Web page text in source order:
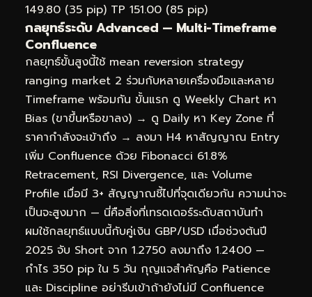
149.80 (35 pip) TP 151.00 (85 pip)
กลยุทธ์ระดับ Advanced — Multi-Timeframe
Confluence
กลยุทธ์ขั้นสูงนี้ใช้ mean reversion strategy
ranging market 2 ร่วมกับหลายเครื่องมือและหลาย
Timeframe พร้อมกัน ขั้นแรก ดู Weekly Chart หา
Bias (ขาขึ้นหรือขาลง) → ดู Daily หา Key Zone ที่
ราคากำลังจะเข้าถึง → ลงมา H4 หาสัญญาณ Entry
เพิ่ม Confluence ด้วย Fibonacci 61.8%
Retracement, RSI Divergence, และ Volume
Profile เมื่อมี 3+ สัญญาณชี้ไปที่จุดเดียวกัน ความน่าจะ
เป็นจะสูงมาก — นี่คือสิ่งที่เทรดเดอร์ระดับสถาบันทำ
ผมใช้กลยุทธ์แบบนี้กับคู่เงิน GBP/USD เมื่อช่วงต้นปี
2025 จับ Short จาก 1.2750 ลงมาถึง 1.2400 —
กำไร 350 pip ใน 5 วัน กุญแจสำคัญคือ Patience
และ Discipline อย่ารีบเข้าถ้ายังไม่มี Confluence